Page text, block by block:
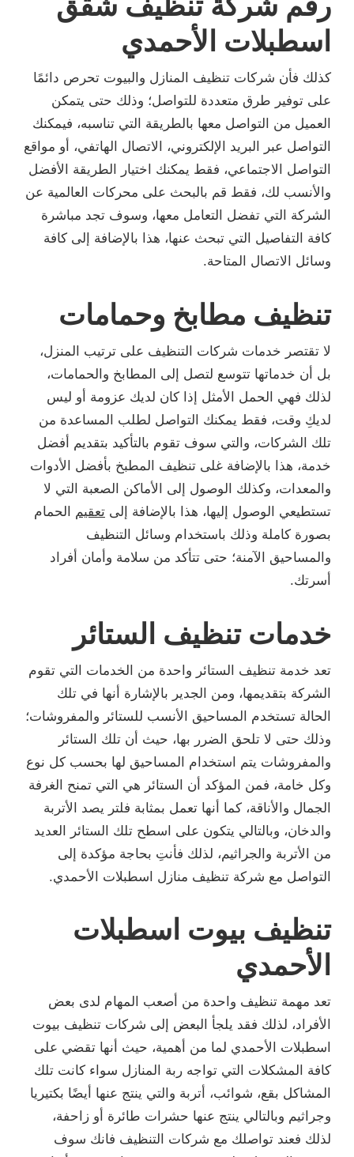
اسطبلات الأحمدي
كذلك فأن شركات تنظيف المنازل والبيوت تحرص دائمًا
على توفير طرق متعددة للتواصل؛ وذلك حتى يتمكن
العميل من التواصل معها بالطريقة التي تناسبه، فيمكنك
التواصل عبر البريد الإلكتروني، الاتصال الهاتفي، أو مواقع
التواصل الاجتماعي، فقط يمكنك اختيار الطريقة الأفضل
والأنسب لك، فقط قم بالبحث على محركات العالمية عن
الشركة التي تفضل التعامل معها، وسوف تجد مباشرة
كافة التفاصيل التي تبحث عنها، هذا بالإضافة إلى كافة
وسائل الاتصال المتاحة.
تنظيف مطابخ وحمامات
لا تقتصر خدمات شركات التنظيف على ترتيب المنزل،
بل أن خدماتها تتوسع لتصل إلى المطابخ والحمامات،
لذلك فهي الحمل الأمثل إذا كان لديك عزومة أو ليس
لديكِ وقت، فقط يمكنك التواصل لطلب المساعدة من
تلك الشركات، والتي سوف تقوم بالتأكيد بتقديم أفضل
خدمة، هذا بالإضافة غلى تنظيف المطبخ بأفضل الأدوات
والمعدات، وكذلك الوصول إلى الأماكن الصعبة التي لا
تستطيعي الوصول إليها، هذا بالإضافة إلى تعقيم الحمام
بصورة كاملة وذلك باستخدام وسائل التنظيف
والمساحيق الآمنة؛ حتى تتأكد من سلامة وأمان أفراد
أسرتك.
خدمات تنظيف الستائر
تعد خدمة تنظيف الستائر واحدة من الخدمات التي تقوم
الشركة بتقديمها، ومن الجدير بالإشارة أنها في تلك
الحالة تستخدم المساحيق الأنسب للستائر والمفروشات؛
وذلك حتى لا تلحق الضرر بها، حيث أن تلك الستائر
والمفروشات يتم استخدام المساحيق لها بحسب كل نوع
وكل خامة، فمن المؤكد أن الستائر هي التي تمنح الغرفة
الجمال والأناقة، كما أنها تعمل بمثابة فلتر يصد الأتربة
والدخان، وبالتالي يتكون على اسطح تلك الستائر العديد
من الأتربة والجراثيم، لذلك فأنتِ بحاجة مؤكدة إلى
التواصل مع شركة تنظيف منازل اسطبلات الأحمدي.
تنظيف بيوت اسطبلات
الأحمدي
تعد مهمة تنظيف واحدة من أصعب المهام لدى بعض
الأفراد، لذلك فقد يلجأ البعض إلى شركات تنظيف بيوت
اسطبلات الأحمدي لما من أهمية، حيث أنها تقضي على
كافة المشكلات التي تواجه ربة المنازل سواء كانت تلك
المشاكل بقع، شوائب، أتربة والتي ينتج عنها أيضًا بكتيريا
وجراثيم وبالتالي ينتج عنها حشرات طائرة أو زاحفة،
لذلك فعند تواصلك مع شركات التنظيف فانك سوف